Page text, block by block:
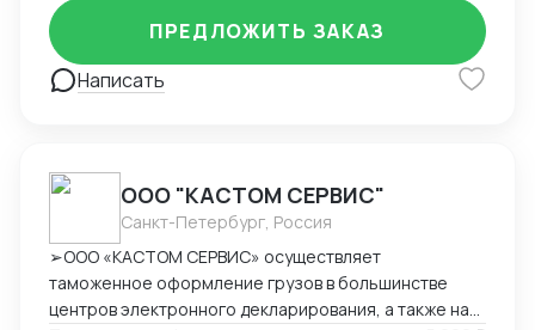
Международная логистика: поиск брокеров, расчёт
маршрутов, мониторинг цен — Расчёт
себестоимости и контроль маржинальности сделок
— Опыт поставок в условиях санкционных
удалённая работа, полная автономность
Написать
ПРЕДЛОЖИТЬ ЗАКАЗ
ООО "КАСТОМ СЕРВИС"
Санкт-Петербург, Россия
➢ООО «КАСТОМ СЕРВИС» осуществляет
таможенное оформление грузов в большинстве
центров электронного декларирования, а также на